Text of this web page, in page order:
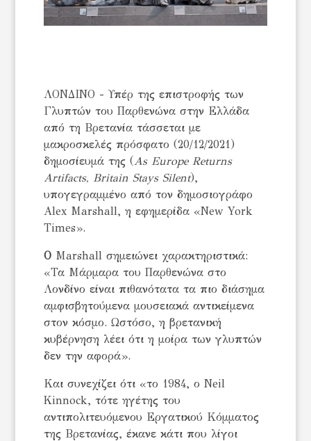
ΛΟΝΔΙΝΟ - Υπέρ της επιστροφής των
Γλυπτών του Παρθενώνα στην Ελλάδα
από τη Βρετανία τάσσεται με
μακροσκελές πρόσφατο (20/12/2021)
δημοσίευμά της (As Europe Returns
Artifacts, Britain Stays Silent),
υπογεγραμμένο από τον δημοσιογράφο
Alex Marshall, η εφημερίδα «New York
Times».
Ο Marshall σημειώνει χαρακτηριστικά:
«Τα Μάρμαρα του Παρθενώνα στο
Λονδίνο είναι πιθανότατα τα πιο διάσημα
αμφισβητούμενα μουσειακά αντικείμενα
στον κόσμο. Ωστόσο, η βρετανική
κυβέρνηση λέει ότι η μοίρα των γλυπτών
δεν την αφορά».
Και συνεχίζει ότι «το 1984, ο Neil
Kinnock, τότε ηγέτης του
αντιπολιτευόμενου Εργατικού Κόμματος
της Βρετανίας, έκανε κάτι που λίγοι